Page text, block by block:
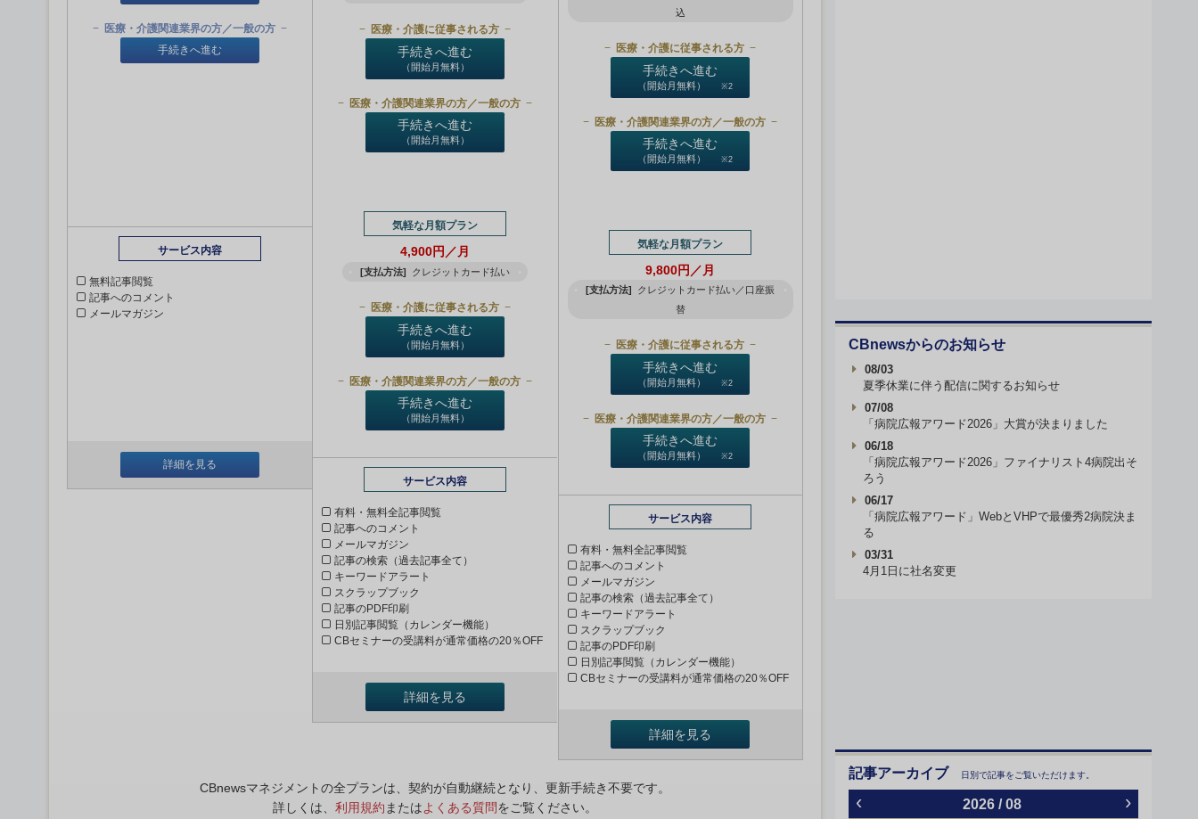
医療・介護関連業界の方／一般の方
手続きへ進む
サービス内容
無料記事閲覧
記事へのコメント
メールマガジン
詳細を見る
医療・介護に従事される方
手続きへ進む
（開始月無料）
医療・介護関連業界の方／一般の方
手続きへ進む
（開始月無料）
気軽な月額プラン
4,900円／月
[支払方法] クレジットカード払い
医療・介護に従事される方
手続きへ進む
（開始月無料）
医療・介護関連業界の方／一般の方
手続きへ進む
（開始月無料）
サービス内容
有料・無料全記事閲覧
記事へのコメント
メールマガジン
記事の検索（過去記事全て）
キーワードアラート
スクラップブック
記事のPDF印刷
日別記事閲覧（カレンダー機能）
CBセミナーの受講料が通常価格の20％OFF
詳細を見る
込
医療・介護に従事される方
手続きへ進む
（開始月無料） ※2
医療・介護関連業界の方／一般の方
手続きへ進む
（開始月無料） ※2
気軽な月額プラン
9,800円／月
[支払方法]
クレジットカード払い／口座振
替
医療・介護に従事される方
手続きへ進む
（開始月無料） ※2
医療・介護関連業界の方／一般の方
手続きへ進む
（開始月無料） ※2
サービス内容
有料・無料全記事閲覧
記事へのコメント
メールマガジン
記事の検索（過去記事全て）
キーワードアラート
スクラップブック
記事のPDF印刷
日別記事閲覧（カレンダー機能）
CBセミナーの受講料が通常価格の20％OFF
詳細を見る
CBnewsマネジメントの全プランは、契約が自動継続となり、更新手続き不要です。
詳しくは、 利用規約 またはよくある質問をご覧ください。
CBnewsからのお知らせ
08/03
夏季休業に伴う配信に関するお知らせ
07/08
「病院広報アワード2026」大賞が決まりました
06/18
「病院広報アワード2026」ファイナリスト4病院出そ
ろう
06/17
「病院広報アワード」WebとVHPで最優秀2病院決ま
る
03/31
4月1日に社名変更
記事アーカイブ 日別で記事をご覧いただけます。
‹ 2026 / 08 ›